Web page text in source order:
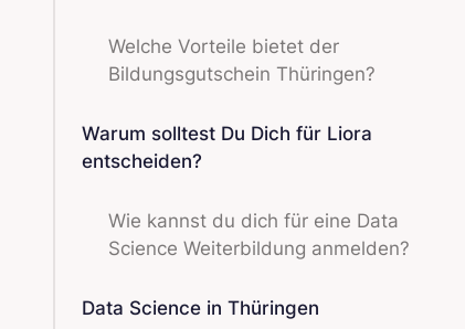
Welche Vorteile bietet der
Bildungsgutschein Thüringen?
Warum solltest Du Dich für Liora
entscheiden?
Wie kannst du dich für eine Data
Science Weiterbildung anmelden?
Data Science in Thüringen